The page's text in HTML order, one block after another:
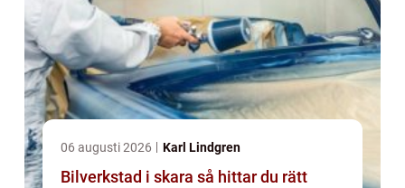
06 augusti 2026 Karl Lindgren
Bilverkstad i skara så hittar du rätt